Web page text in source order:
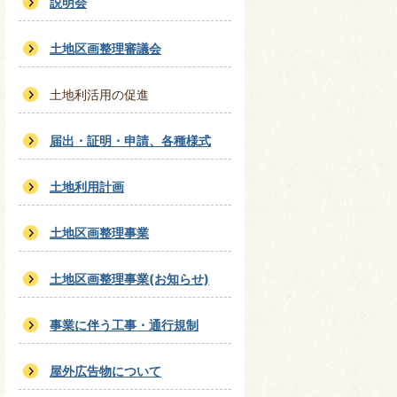
土地区画整理審議会
土地利活用の促進
届出・証明・申請、各種様式
土地利用計画
土地区画整理事業
土地区画整理事業(お知らせ)
事業に伴う工事・通行規制
屋外広告物について